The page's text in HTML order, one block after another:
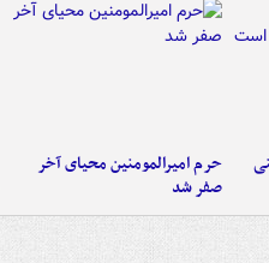
حرم امیرالمومنین محیای آخر
صفر شد